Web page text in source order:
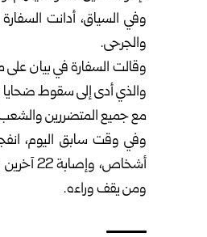
وفي السياق، أدانت
والجرحى.
وقالت السفارة في بيان
والذي أدى إلى سقوط ضحايا
مع جميع المتضررين
ومن يقف وراءه.